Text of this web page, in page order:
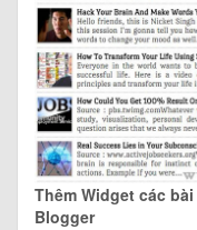
Thêm Widget các
Blogger